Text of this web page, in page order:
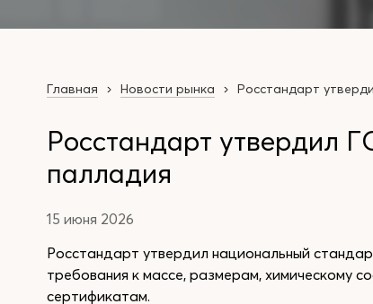
Главная Новости рынка Росстандарт
Росстандарт утвердил
палладия
15 июня 2026
Росстандарт утвердил национальный
требования к массе, размерам, химическому
сертификатам.